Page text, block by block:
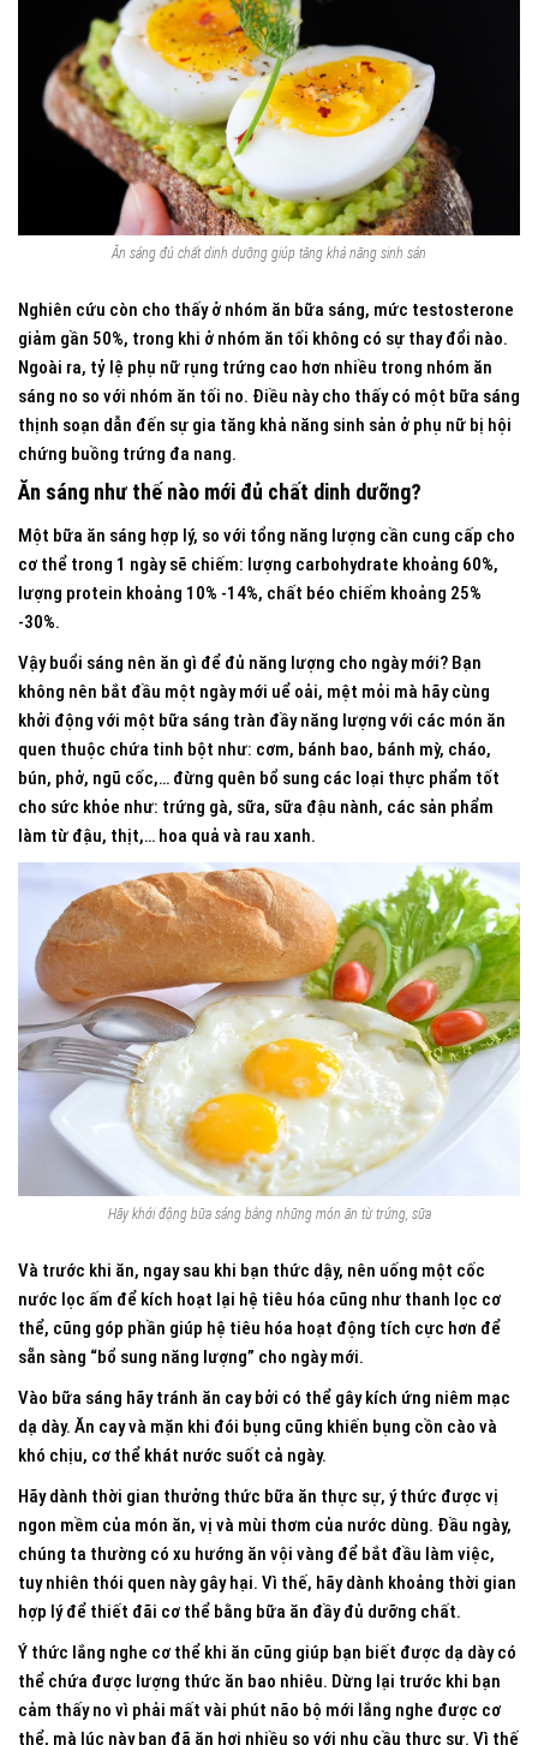
Ăn sáng đủ chất dinh dưỡng giúp tăng khả năng sinh sản
Nghiên cứu còn cho thấy ở nhóm ăn bữa sáng, mức testosterone
giảm gần 50%, trong khi ở nhóm ăn tối không có sự thay đổi nào.
Ngoài ra, tỷ lệ phụ nữ rụng trứng cao hơn nhiều trong nhóm ăn
sáng no so với nhóm ăn tối no. Điều này cho thấy có một bữa sáng
thịnh soạn dẫn đến sự gia tăng khả năng sinh sản ở phụ nữ bị hội
chứng buồng trứng đa nang.
Ăn sáng như thế nào mới đủ chất dinh dưỡng?
Một bữa ăn sáng hợp lý, so với tổng năng lượng cần cung cấp cho
cơ thể trong 1 ngày sẽ chiếm: lượng carbohydrate khoảng 60%,
lượng protein khoảng 10% -14%, chất béo chiếm khoảng 25%
-30%.
Vậy buổi sáng nên ăn gì để đủ năng lượng cho ngày mới? Bạn
không nên bắt đầu một ngày mới uể oải, mệt mỏi mà hãy cùng
khởi động với một bữa sáng tràn đầy năng lượng với các món ăn
quen thuộc chứa tinh bột như: cơm, bánh bao, bánh mỳ, cháo,
bún, phở, ngũ cốc,… đừng quên bổ sung các loại thực phẩm tốt
cho sức khỏe như: trứng gà, sữa, sữa đậu nành, các sản phẩm
làm từ đậu, thịt,… hoa quả và rau xanh.
Hãy khởi động bữa sáng bằng những món ăn từ trứng, sữa
Và trước khi ăn, ngay sau khi bạn thức dậy, nên uống một cốc
nước lọc ấm để kích hoạt lại hệ tiêu hóa cũng như thanh lọc cơ
thể, cũng góp phần giúp hệ tiêu hóa hoạt động tích cực hơn để
sẵn sàng “bổ sung năng lượng” cho ngày mới.
Vào bữa sáng hãy tránh ăn cay bởi có thể gây kích ứng niêm mạc
dạ dày. Ăn cay và mặn khi đói bụng cũng khiến bụng cồn cào và
khó chịu, cơ thể khát nước suốt cả ngày.
Hãy dành thời gian thưởng thức bữa ăn thực sự, ý thức được vị
ngon mềm của món ăn, vị và mùi thơm của nước dùng. Đầu ngày,
chúng ta thường có xu hướng ăn vội vàng để bắt đầu làm việc,
tuy nhiên thói quen này gây hại. Vì thế, hãy dành khoảng thời gian
hợp lý để thiết đãi cơ thể bằng bữa ăn đầy đủ dưỡng chất.
Ý thức lắng nghe cơ thể khi ăn cũng giúp bạn biết được dạ dày có
thể chứa được lượng thức ăn bao nhiêu. Dừng lại trước khi bạn
cảm thấy no vì phải mất vài phút não bộ mới lắng nghe được cơ
thể, mà lúc này bạn đã ăn hơi nhiều so với nhu cầu thực sự. Vì thế